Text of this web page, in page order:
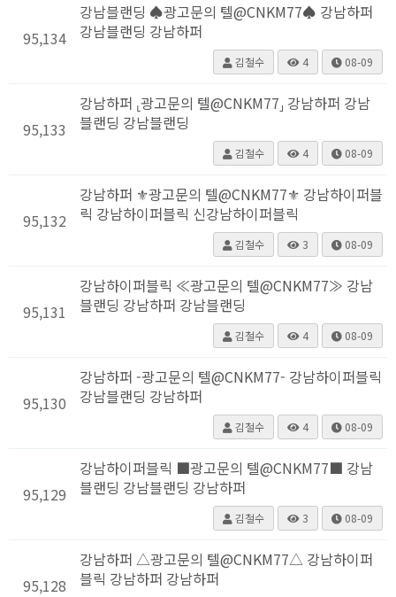
95,134
강남블랜딩 ♠광고문의 텔@CNKM77♠ 강남하퍼
강남블랜딩 강남하퍼
김철수 4 08-09
95,133
강남하퍼 ⸤광고문의 텔@CNKM77⸥ 강남하퍼 강남
블랜딩 강남블랜딩
김철수 4 08-09
95,132
강남하퍼 ⚜광고문의 텔@CNKM77⚜ 강남하이퍼블
릭 강남하이퍼블릭 신강남하이퍼블릭
김철수 3 08-09
95,131
강남하이퍼블릭 ≪광고문의 텔@CNKM77≫ 강남
블랜딩 강남하퍼 강남블랜딩
김철수 4 08-09
95,130
강남하퍼 -광고문의 텔@CNKM77- 강남하이퍼블릭
강남블랜딩 강남하퍼
김철수 4 08-09
95,129
강남하이퍼블릭 ■광고문의 텔@CNKM77■ 강남
블랜딩 강남블랜딩 강남하퍼
김철수 3 08-09
95,128
강남하퍼 △광고문의 텔@CNKM77△ 강남하이퍼
블릭 강남하퍼 강남하퍼